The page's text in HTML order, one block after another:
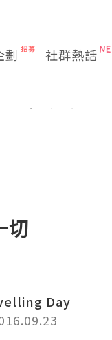
劃 社群熱話
切
Day